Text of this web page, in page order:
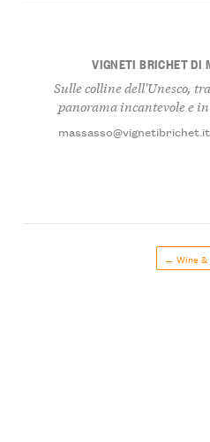
VIGNETI BRICHET DI
Sulle colline dell'Unesco,
panorama incantevole e
massasso@vignetibrichet.it
← Wine &